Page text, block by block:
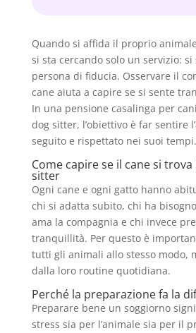
Quando si affida il proprio
si sta cercando solo un servizio:
persona di fiducia. Osservare il
cane aiuta a capire se si sente
In una pensione casalinga per
dog sitter, l’obiettivo è far sentire
seguito e rispettato nei suoi tempi.
Come capire se il cane si
sitter
Ogni cane e ogni gatto hanno
chi si adatta subito, chi ha
ama la compagnia e chi invece
tranquillità. Per questo è
tutti gli animali allo stesso modo,
dalla loro routine quotidiana.
Perché la preparazione fa la
Preparare bene un soggiorno
stress sia per l’animale sia per il